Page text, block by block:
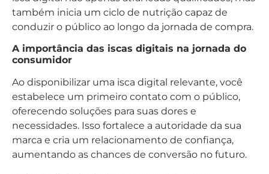
também inicia um ciclo de nutrição capaz de
conduzir o público ao longo da jornada de compra.
A importância das iscas digitais na jornada do
consumidor
Ao disponibilizar uma isca digital relevante, você
estabelece um primeiro contato com o público,
oferecendo soluções para suas dores e
necessidades. Isso fortalece a autoridade da sua
marca e cria um relacionamento de confiança,
aumentando as chances de conversão no futuro.